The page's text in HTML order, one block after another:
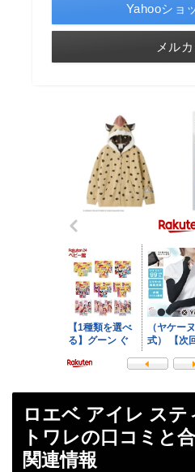
Yahooショ
メルカ
ロエベ アイレ ステ
トワレの口コミと
関連情報